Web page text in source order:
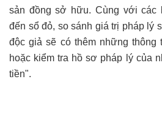
sản đồng sở hữu. Cùng với các
đến sổ đỏ, so sánh giá trị pháp lý
độc giả sẽ có thêm những thông
hoặc kiểm tra hồ sơ pháp lý của
tiền".